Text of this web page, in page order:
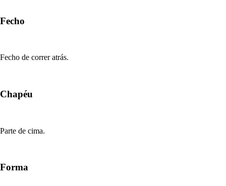
Fecho
Fecho de correr atrás.
Chapéu
Parte de cima.
Forma